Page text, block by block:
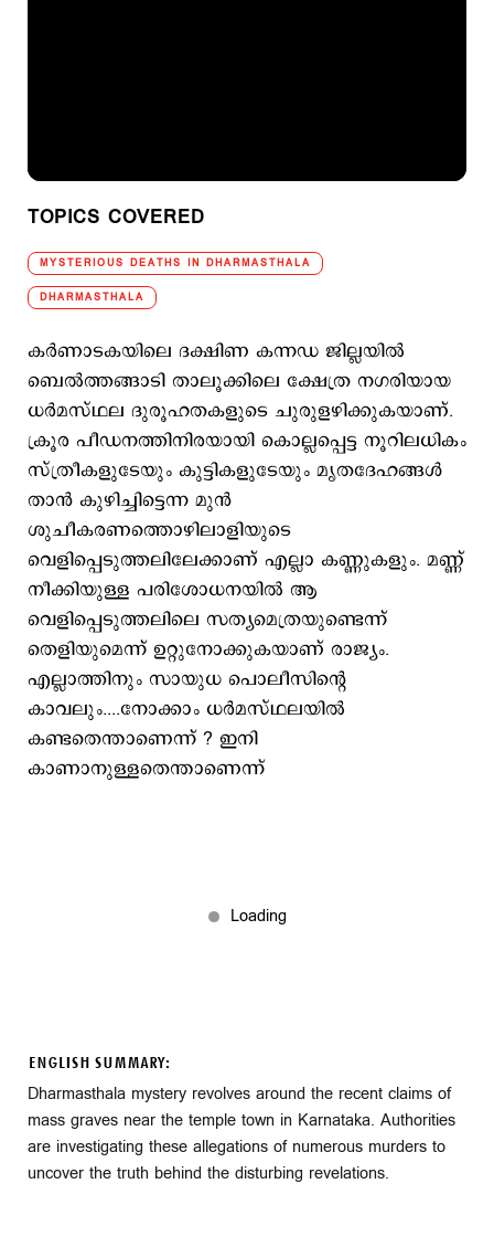
TOPICS COVERED
MYSTERIOUS DEATHS IN DHARMASTHALA
DHARMASTHALA
കര്‍ണാടകയിലെ ദക്ഷിണ കന്ന‍ഡ ജില്ലയില്‍
ബെല്‍ത്തങ്ങാടി താലൂക്കിലെ ക്ഷേത്ര നഗരിയായ
ധര്‍മസ്ഥല ദുരൂഹതകളുടെ ചുരുളഴിക്കുകയാണ്.
ക്രൂര പീഡനത്തിനിരയായി കൊല്ലപ്പെട്ട നൂറിലധികം
സ്ത്രീകളുടേയും കുട്ടികളുടേയും മൃതദേഹങ്ങള്‍
താന്‍ കുഴിച്ചിട്ടെന്ന മുന്‍
ശുചീകരണത്തൊഴിലാളിയുടെ
വെളിപ്പെടുത്തലിലേക്കാണ് എല്ലാ കണ്ണുകളും. മണ്ണ്
നീക്കിയുള്ള പരിശോധനയില്‍ ആ
വെളിപ്പെടുത്തലിലെ സത്യമെത്രയുണ്ടെന്ന്
തെളിയുമെന്ന് ഉറ്റുനോക്കുകയാണ് രാജ്യം.
എല്ലാത്തിനും സായുധ പൊലീസിന്റെ
കാവലും....നോക്കാം ധര്‍മസ്ഥലയില്‍
കണ്ടതെന്താണെന്ന് ? ഇനി
കാണാനുള്ളതെന്താണെന്ന്
ENGLISH SUMMARY:
Dharmasthala mystery revolves around the recent claims of
mass graves near the temple town in Karnataka. Authorities
are investigating these allegations of numerous murders to
uncover the truth behind the disturbing revelations.